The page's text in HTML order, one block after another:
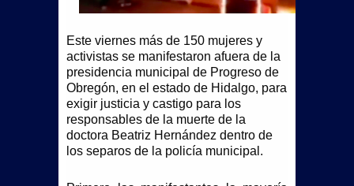
del Jardín de Niños “Profesora y
Licenciada Ada H. Siller Flores”
INAUGURA BETO GRANADOS SERIE
NACIONAL DE LIGAS PEQUEÑAS EN
Este viernes más de 150 mujeres y
activistas se manifestaron afuera de la
presidencia municipal de Progreso de
Obregón, en el estado de Hidalgo, para
exigir justicia y castigo para los
responsables de la muerte de la
doctora Beatriz Hernández dentro de
los separos de la policía municipal.